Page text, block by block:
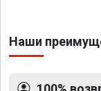
Наши